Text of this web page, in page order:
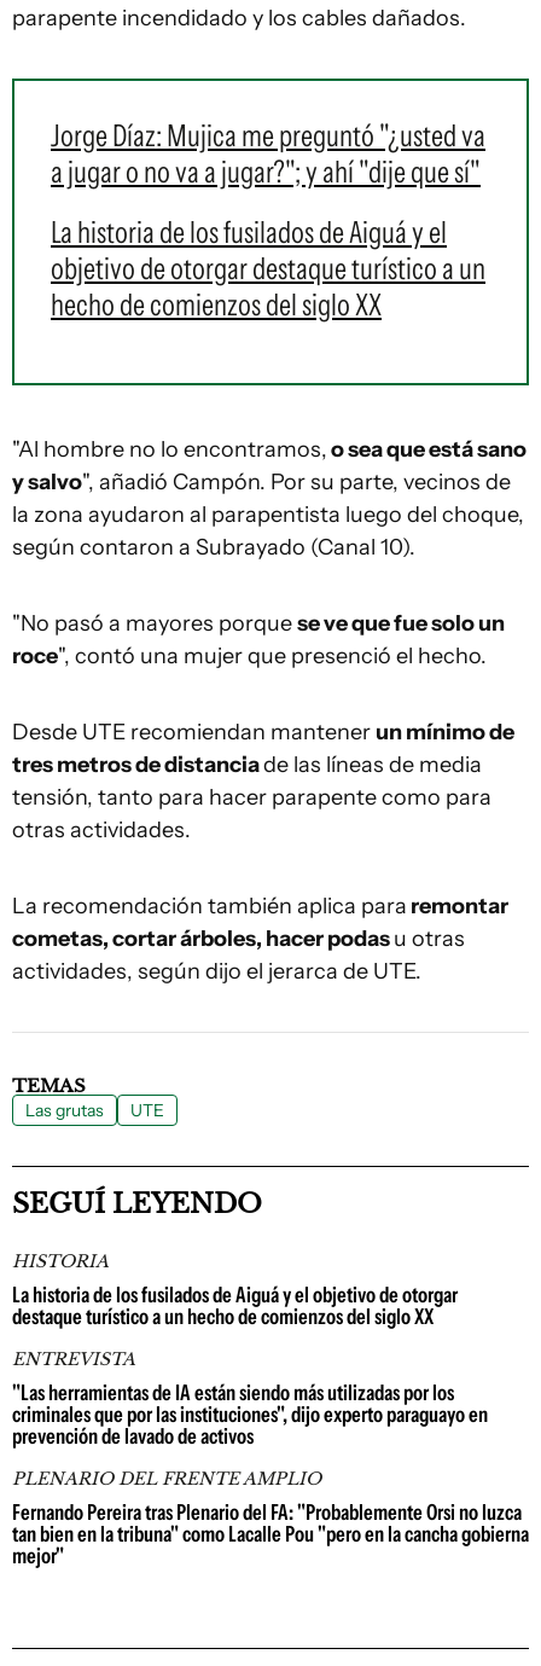
parapente incendidado y los cables dañados.
Jorge Díaz: Mujica me preguntó "¿usted va
a jugar o no va a jugar?"; y ahí "dije que sí"
La historia de los fusilados de Aiguá y el
objetivo de otorgar destaque turístico a un
hecho de comienzos del siglo XX
"Al hombre no lo encontramos,o sea que está sano
y salvo", añadió Campón. Por su parte, vecinos de
la zona ayudaron al parapentista luego del choque,
según contaron a Subrayado (Canal 10).
"No pasó a mayores porquese ve que fue solo un
roce", contó una mujer que presenció el hecho.
Desde UTE recomiendan mantener un mínimo de
tres metros de distanciade las líneas de media
tensión, tanto para hacer parapente como para
otras actividades.
La recomendación también aplica para remontar
cometas, cortar árboles, hacer podasu otras
actividades, según dijo el jerarca de UTE.
TEMAS
Las grutas UTE
SEGUÍ LEYENDO
HISTORIA
La historia de los fusilados de Aiguá y el objetivo de otorgar
destaque turístico a un hecho de comienzos del siglo XX
ENTREVISTA
"Las herramientas de IA están siendo más utilizadas por los
criminales que por las instituciones", dijo experto paraguayo en
prevención de lavado de activos
PLENARIO DEL FRENTE AMPLIO
Fernando Pereira tras Plenario del FA: "Probablemente Orsi no luzca
tan bien en la tribuna" como Lacalle Pou "pero en la cancha gobierna
mejor"